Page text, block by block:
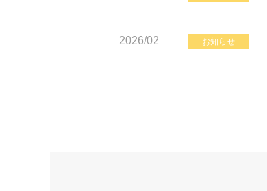
2026/02 お知らせ